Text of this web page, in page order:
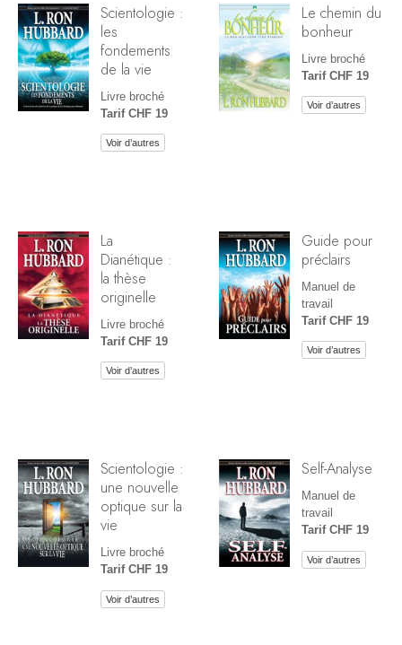
Scientologie :
les
fondements
de la vie
Livre broché
Tarif CHF 19
Voir d’autres
Le chemin du
bonheur
Livre broché
Tarif CHF 19
Voir d’autres
La
Dianétique :
la thèse
originelle
Livre broché
Tarif CHF 19
Voir d’autres
Guide pour
préclairs
Manuel de
travail
Tarif CHF 19
Voir d’autres
Scientologie :
une nouvelle
optique sur la
vie
Livre broché
Tarif CHF 19
Voir d’autres
Self-Analyse
Manuel de
travail
Tarif CHF 19
Voir d’autres